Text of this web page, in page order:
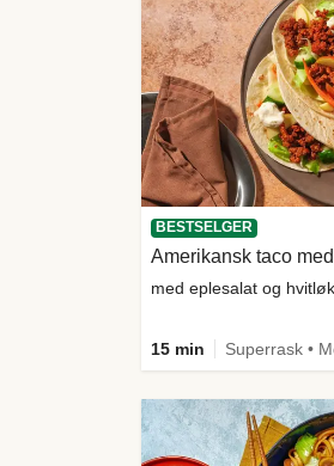
BESTSELGER
Amerikansk taco
med eplesalat og
15 min Superrask •